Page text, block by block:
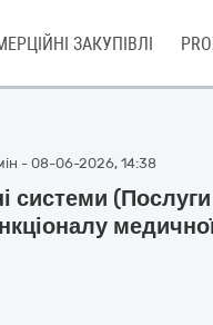
ЗАКУПІВЛІ
- 08-06-2026, 14:38
системи (Послуги